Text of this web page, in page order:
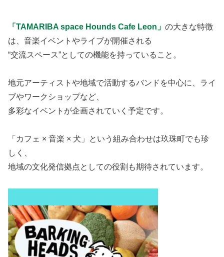
「TAMARIBA space Hounds Cafe Leon」 の大きな特徴
は、音楽イベントやライブが開催される
“交流スペース”としての機能を持っていること。
地元アーティストや地域で活動するバンドを中心に、ライ
ブやワークショップなど、
多彩なイベントが企画されていく予定です。
「カフェ × 音楽 × 犬」という組み合わせは玖珠町でも珍
しく、
地域の文化発信拠点としての役割も期待されています。